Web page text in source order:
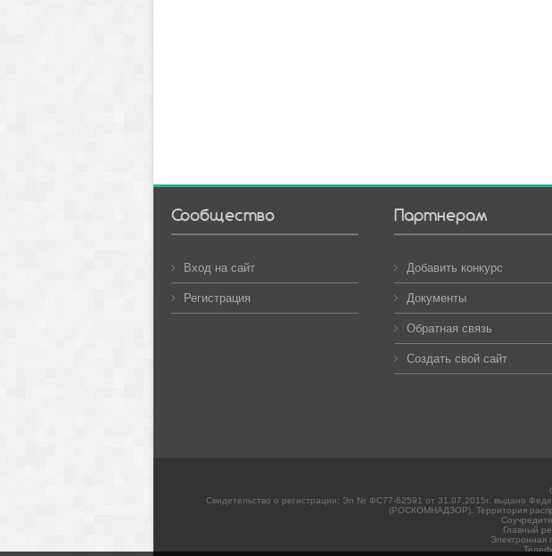
Сообщество
Вход на сайт
Регистрация
Партнерам
Добавить конкурс
Документы
Обратная связь
Создать свой сайт
Свидетельство о регистрации: Эл № ФС77-62591 от 31.07.2015г. выдано
(РОСКОМНАДЗОР). Территория
Главный
Электронная